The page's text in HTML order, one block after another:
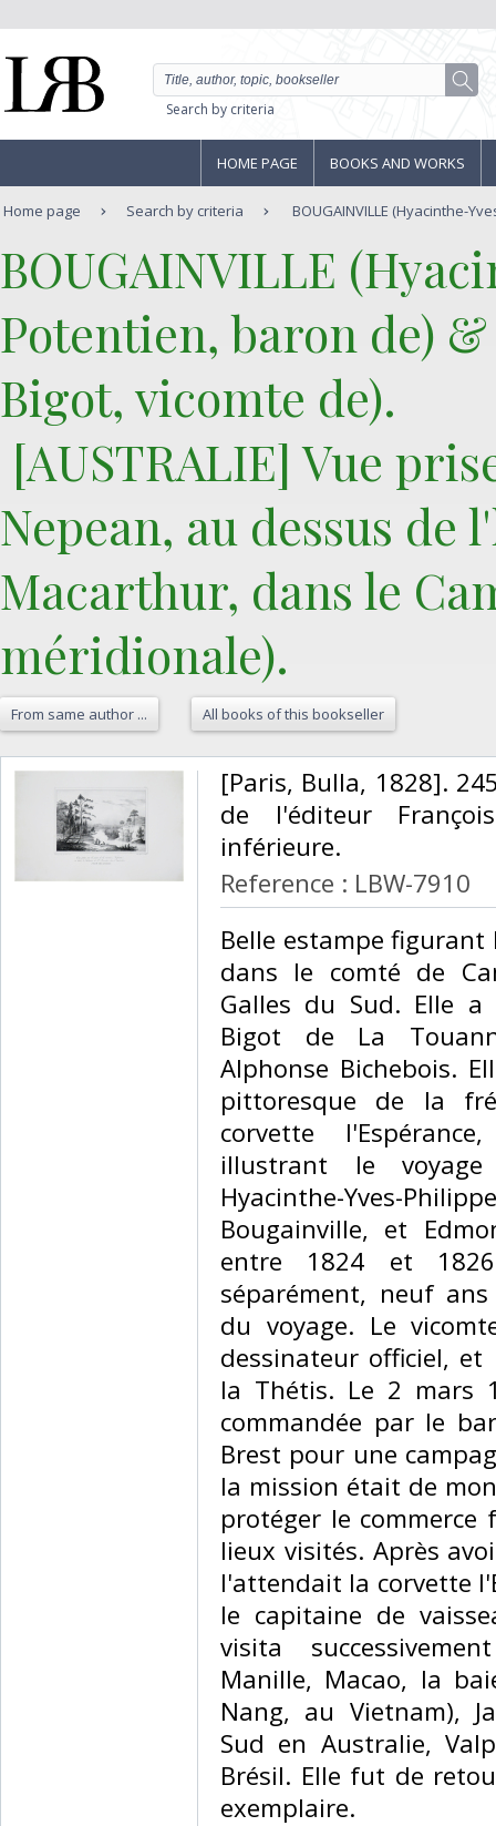
Search by criteria
HOME PAGE BOOKS AND WORKS
Home page Search by criteria BOUGAINVILLE (Hyacinthe-
‎BOUGAINVILLE
Potentien, baron de)
Bigot, vicomte de).‎
[AUSTRALIE] Vue
Nepean, au dessus
Macarthur, dans le
méridionale).‎
From same author ... All books of this bookseller
‎[Paris, Bulla, 1828].
de l'éditeur
inférieure.‎
Reference : LBW-7910
‎Belle estampe
dans le comté de
Galles du Sud. Elle a
Bigot de La
Alphonse Bichebois.
pittoresque de la
corvette
illustrant le
Hyacinthe-Yves-
Bougainville, et
entre 1824 et
séparément, neuf
du voyage. Le
dessinateur officiel,
la Thétis. Le 2 mars
commandée par le
Brest pour une
la mission était de
protéger le
lieux visités. Après
l'attendait la corvette
le capitaine de
visita
Manille, Macao, la
Nang, au Vietnam),
Sud en Australie,
Brésil. Elle fut de
exemplaire. ‎